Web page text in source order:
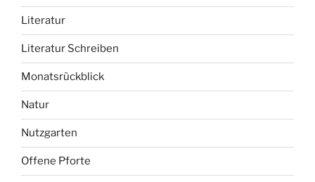
Literatur
Literatur Schreiben
Monatsrückblick
Natur
Nutzgarten
Offene Pforte